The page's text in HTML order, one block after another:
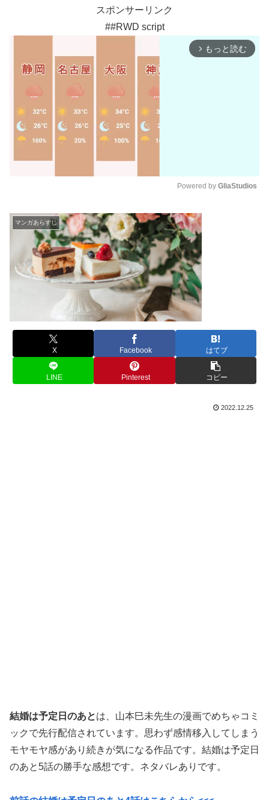
スポンサーリンク
##RWD script
arrow_forward_ios もっと読む
Powered by GliaStudios
マンガあらすじ
X Facebook はてブ
LINE Pinterest コピー
2022.12.25
結婚は予定日のあとは、山本巳未先生の漫画でめちゃコミ
ックで先行配信されています。思わず感情移入してしまう
モヤモヤ感があり続きが気になる作品です。結婚は予定日
のあと5話の勝手な感想です。ネタバレありです。